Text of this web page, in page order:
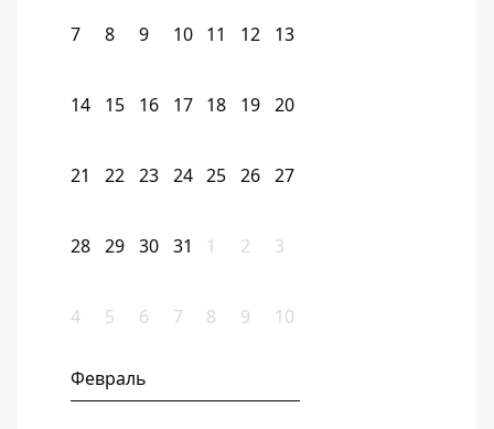
7 8 9 10 11 12 13
14 15 16 17 18 19 20
21 22 23 24 25 26 27
28 29 30 31 1 2 3
4 5 6 7 8 9 10
Февраль